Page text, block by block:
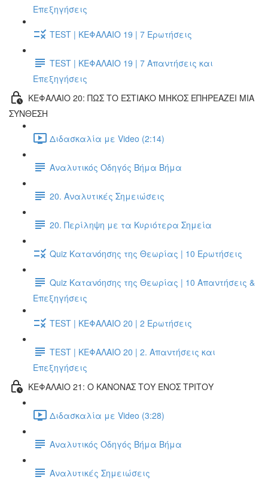
Επεξηγήσεις
TEST | ΚΕΦΑΛΑΙΟ 19 | 7 Ερωτήσεις
TEST | ΚΕΦΑΛΑΙΟ 19 | 7 Απαντήσεις και
Επεξηγήσεις
ΚΕΦΑΛΑΙΟ 20: ΠΩΣ ΤΟ ΕΣΤΙΑΚΟ ΜΗΚΟΣ ΕΠΗΡΕΑΖΕΙ ΜΙΑ
ΣΥΝΘΕΣΗ
Διδασκαλία με Video (2:14)
Αναλυτικός Οδηγός Βήμα Βήμα
20. Αναλυτικές Σημειώσεις
20. Περίληψη με τα Κυριότερα Σημεία
Quiz Κατανόησης της Θεωρίας | 10 Ερωτήσεις
Quiz Κατανόησης της Θεωρίας | 10 Απαντήσεις &
Επεξηγήσεις
TEST | ΚΕΦΑΛΑΙΟ 20 | 2 Ερωτήσεις
TEST | ΚΕΦΑΛΑΙΟ 20 | 2. Απαντήσεις και
Επεξηγήσεις
ΚΕΦΑΛΑΙΟ 21: Ο ΚΑΝΟΝΑΣ ΤΟΥ ΕΝΟΣ ΤΡΙΤΟΥ
Διδασκαλία με Video (3:28)
Αναλυτικός Οδηγός Βήμα Βήμα
Αναλυτικές Σημειώσεις